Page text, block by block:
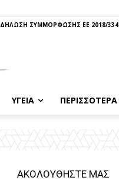
ΔΗΛΩΣΗ ΣΥΜΜΟΡΦΩΣΗΣ ΕΕ 2018/334
ΥΓΕΊΑ ΠΕΡΙΣΣΟΤΕΡΑ
ΑΚΟΛΟΥΘΗΣΤΕ ΜΑΣ